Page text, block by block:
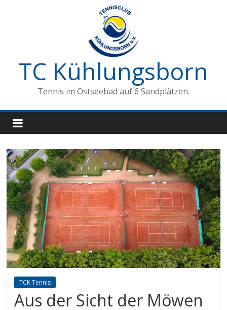
TC Kühlungsborn
Tennis im Ostseebad auf 6 Sandplätzen.
TCK Tennis
Aus der Sicht der Möwen